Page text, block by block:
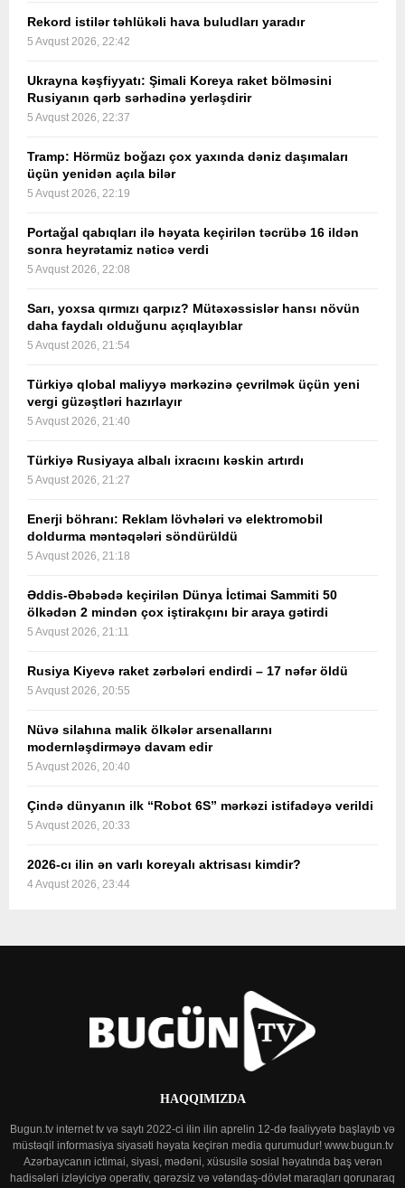
Rekord istilər təhlükəli hava buludları yaradır
5 Avqust 2026, 22:42
Ukrayna kəşfiyyatı: Şimali Koreya raket bölməsini
Rusiyanın qərb sərhədinə yerləşdirir
5 Avqust 2026, 22:37
Tramp: Hörmüz boğazı çox yaxında dəniz daşımaları
üçün yenidən açıla bilər
5 Avqust 2026, 22:19
Portağal qabıqları ilə həyata keçirilən təcrübə 16 ildən
sonra heyrətamiz nəticə verdi
5 Avqust 2026, 22:08
Sarı, yoxsa qırmızı qarpız? Mütəxəssislər hansı növün
daha faydalı olduğunu açıqlayıblar
5 Avqust 2026, 21:54
Türkiyə qlobal maliyyə mərkəzinə çevrilmək üçün yeni
vergi güzəştləri hazırlayır
5 Avqust 2026, 21:40
Türkiyə Rusiyaya albalı ixracını kəskin artırdı
5 Avqust 2026, 21:27
Enerji böhranı: Reklam lövhələri və elektromobil
doldurma məntəqələri söndürüldü
5 Avqust 2026, 21:18
Əddis-Əbəbədə keçirilən Dünya İctimai Sammiti 50
ölkədən 2 mindən çox iştirakçını bir araya gətirdi
5 Avqust 2026, 21:11
Rusiya Kiyevə raket zərbələri endirdi – 17 nəfər öldü
5 Avqust 2026, 20:55
Nüvə silahına malik ölkələr arsenallarını
modernləşdirməyə davam edir
5 Avqust 2026, 20:40
Çində dünyanın ilk “Robot 6S” mərkəzi istifadəyə verildi
5 Avqust 2026, 20:33
2026-cı ilin ən varlı koreyalı aktrisası kimdir?
4 Avqust 2026, 23:44
HAQQIMIZDA
Bugun.tv internet tv və saytı 2022-ci ilin ilin aprelin 12-də fəaliyyətə başlayıb və
müstəqil informasiya siyasəti həyata keçirən media qurumudur! www.bugun.tv
Azərbaycanın ictimai, siyasi, mədəni, xüsusilə sosial həyatında baş verən
hadisələri izləyiciyə operativ, qərəzsiz və vətəndaş-dövlət maraqları qorunaraq